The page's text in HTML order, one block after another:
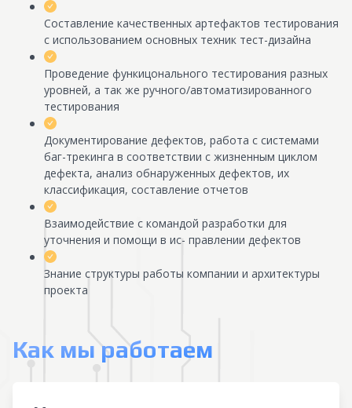
Cоставление качественных артефактов тестирования
с использованием основных техник тест-дизайна
Проведение функицонального тестирования разных
уровней, а так же ручного/автоматизированного
тестирования
Документирование дефектов, работа с системами
баг-трекинга в соответствии с жизненным циклом
дефекта, анализ обнаруженных дефектов, их
классификация, составление отчетов
Взаимодействие с командой разработки для
уточнения и помощи в ис- правлении дефектов
Знание структуры работы компании и архитектуры
проекта
Как мы работаем